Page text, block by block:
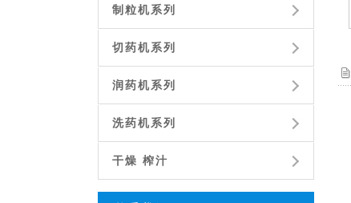
制粒机系列
切药机系列
润药机系列
洗药机系列
干燥 榨汁